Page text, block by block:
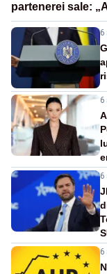
partenerei sale:
6
6
6
6